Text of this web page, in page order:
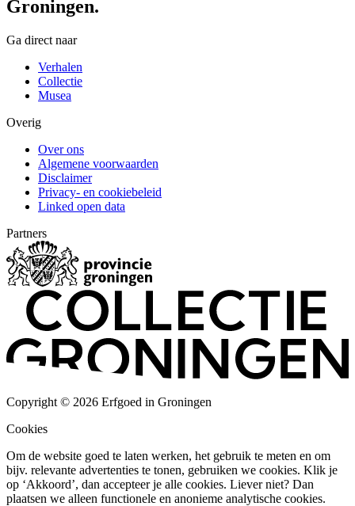
Groningen.
Ga direct naar
Verhalen
Collectie
Musea
Overig
Over ons
Algemene voorwaarden
Disclaimer
Privacy- en cookiebeleid
Linked open data
Partners
Copyright © 2026 Erfgoed in Groningen
Cookies
Om de website goed te laten werken, het gebruik te meten en om
bijv. relevante advertenties te tonen, gebruiken we cookies. Klik je
op ‘Akkoord’, dan accepteer je alle cookies. Liever niet? Dan
plaatsen we alleen functionele en anonieme analytische cookies.